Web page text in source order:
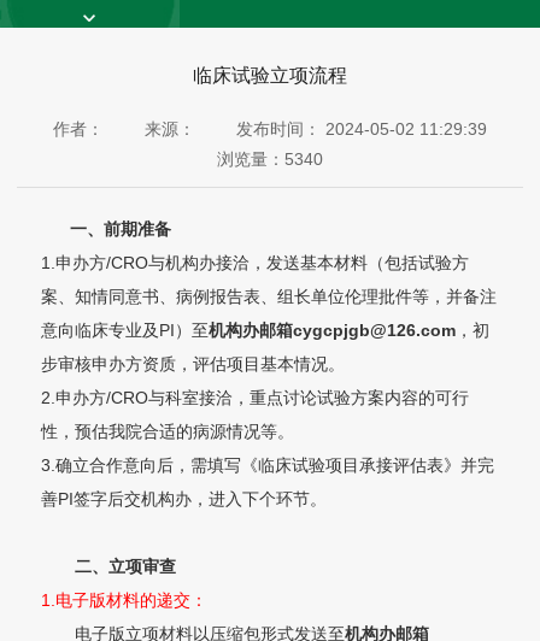
临床试验立项流程
作者： 来源： 发布时间： 2024-05-02 11:29:39
浏览量： 5340
一、前期准备
1.申办方/CRO与机构办接洽，发送基本材料（包括试验方
案、知情同意书、病例报告表、组长单位伦理批件等，并备注
意向临床专业及PI）至机构办邮箱cygcpjgb@126.com ，初
步审核申办方资质，评估项目基本情况。
2.申办方/CRO与科室接洽，重点讨论试验方案内容的可行
性，预估我院合适的病源情况等。
3.确立合作意向后，需填写《临床试验项目承接评估表》并完
善PI签字后交机构办，进入下个环节。
二、立项审查
1.电子版材料的递交：
电子版立项材料以压缩包形式发送至机构办邮箱